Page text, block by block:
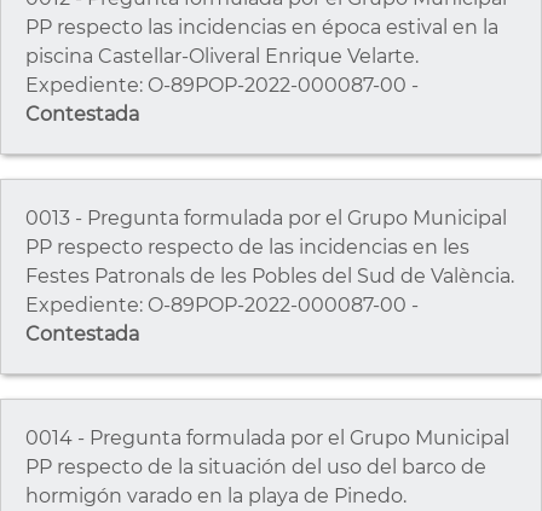
PP respecto las incidencias en época estival en la
piscina Castellar-Oliveral Enrique Velarte.
Expediente: O-89POP-2022-000087-00 -
Contestada
0013 - Pregunta formulada por el Grupo Municipal
PP respecto respecto de las incidencias en les
Festes Patronals de les Pobles del Sud de València.
Expediente: O-89POP-2022-000087-00 -
Contestada
0014 - Pregunta formulada por el Grupo Municipal
PP respecto de la situación del uso del barco de
hormigón varado en la playa de Pinedo.